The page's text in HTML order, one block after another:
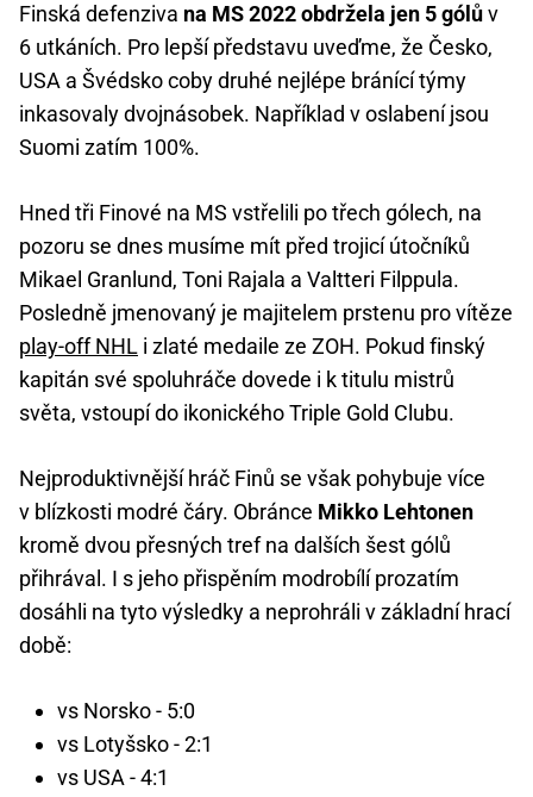
Finská defenziva na MS 2022 obdržela jen 5 gólův
6 utkáních. Pro lepší představu uveďme, že Česko,
USA a Švédsko coby druhé nejlépe bránící týmy
inkasovaly dvojnásobek. Například v oslabení jsou
Suomi zatím 100%.
Hned tři Finové na MS vstřelili po třech gólech, na
pozoru se dnes musíme mít před trojicí útočníků
Mikael Granlund, Toni Rajala a Valtteri Filppula.
Posledně jmenovaný je majitelem prstenu pro vítěze
play-off NHL i zlaté medaile ze ZOH. Pokud finský
kapitán své spoluhráče dovede i k titulu mistrů
světa, vstoupí do ikonického Triple Gold Clubu.
Nejproduktivnější hráč Finů se však pohybuje více
v blízkosti modré čáry. Obránce Mikko Lehtonen
kromě dvou přesných tref na dalších šest gólů
přihrával. I s jeho přispěním modrobílí prozatím
dosáhli na tyto výsledky a neprohráli v základní hrací
době:
vs Norsko - 5:0
vs Lotyšsko - 2:1
vs USA - 4:1